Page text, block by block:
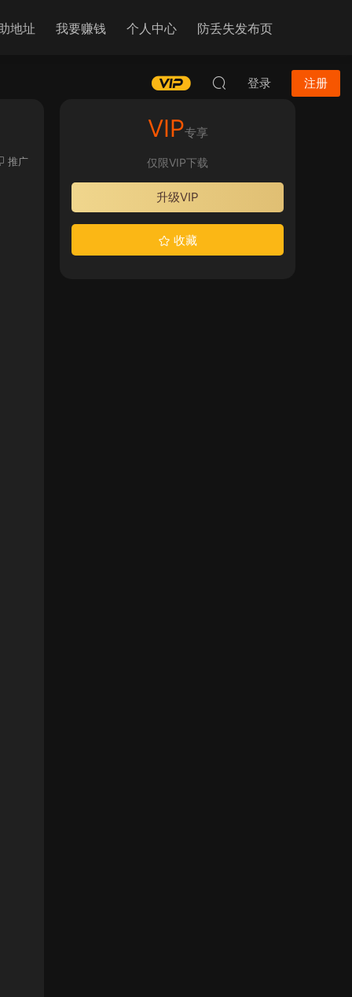
地址 我要赚钱 个人中心 防丢失发布页
登录 注册
推广
VIP专享
仅限VIP下载
升级VIP
收藏